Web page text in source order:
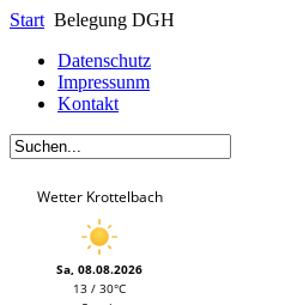
Start Belegung DGH
Datenschutz
Impressunm
Kontakt
Wetter Krottelbach
Sa, 08.08.2026
13 / 30°C